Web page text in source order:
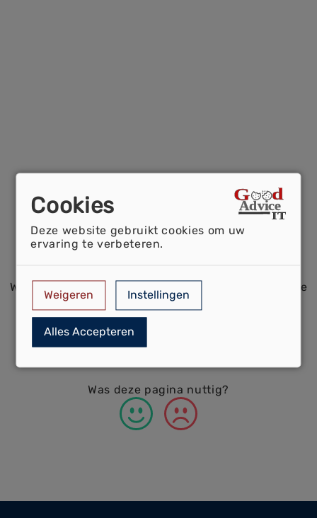
Wilt u meer mogelijkheden bekijken, of ziet u niet de
brochure die u wilt?
Bekijk gauw de
Was deze pagina nuttig?
Cookies
Deze website gebruikt cookies om uw
ervaring te verbeteren.
Weigeren Instellingen
Alles Accepteren